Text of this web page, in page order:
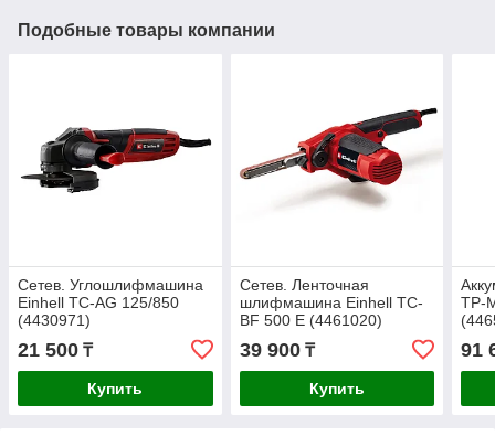
Подобные товары компании
Сетев. Углошлифмашина
Einhell TC-AG 125/850
(4430971)
21 500 ₸
Купить
Сетев. Ленточная
шлифмашина Einhell TC-
BF 500 E (4461020)
39 900₸
Купить
TP-
91